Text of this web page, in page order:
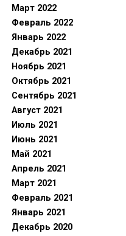
Март 2022
Февраль 2022
Январь 2022
Декабрь 2021
Ноябрь 2021
Октябрь 2021
Сентябрь 2021
Август 2021
Июль 2021
Июнь 2021
Май 2021
Апрель 2021
Март 2021
Февраль 2021
Январь 2021
Декабрь 2020